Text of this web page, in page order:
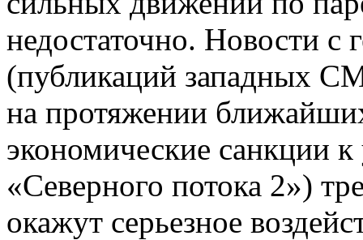
недостаточно. Новости с
(публикаций западных
на протяжении
экономические санкции
«Северного потока 2»)
окажут серьезное